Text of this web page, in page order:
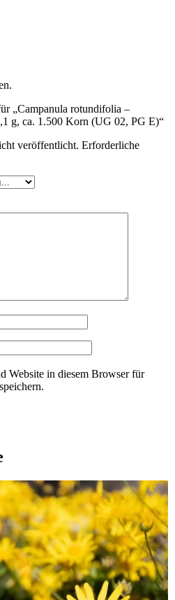
„Campanula rotundifolia –
g, ca. 1.500 Korn (UG 02, PG E)“
veröffentlicht. Erforderliche
Website in diesem Browser für